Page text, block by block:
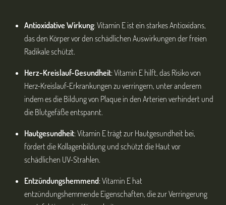
Antioxidative Wirkung: Vitamin E ist ein starkes Antioxidans,
das den Körper vor den schädlichen Auswirkungen der freien
Radikale schützt.
Herz-Kreislauf-Gesundheit: Vitamin E hilft, das Risiko von
Herz-Kreislauf-Erkrankungen zu verringern, unter anderem
indem es die Bildung von Plaque in den Arterien verhindert und
die Blutgefäße entspannt.
Hautgesundheit: Vitamin E trägt zur Hautgesundheit bei,
fördert die Kollagenbildung und schützt die Haut vor
schädlichen UV-Strahlen.
Entzündungshemmend: Vitamin E hat
entzündungshemmende Eigenschaften, die zur Verringerung